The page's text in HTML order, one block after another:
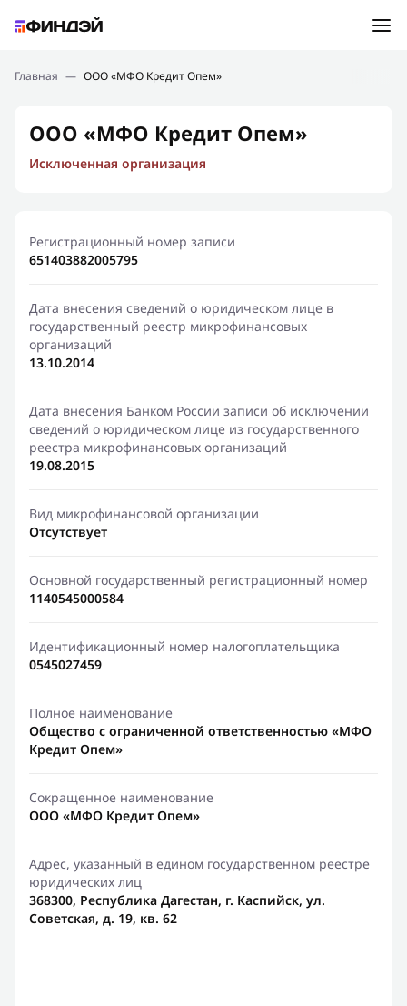
Подбор займа
Новости
Финансовое просвещение
Главная — ООО «МФО Кредит Опем»
ООО «МФО Кредит Опем»
Исключенная организация
Регистрационный номер записи
651403882005795
Дата внесения сведений о юридическом лице в
государственный реестр микрофинансовых
организаций
13.10.2014
Дата внесения Банком России записи об исключении
сведений о юридическом лице из государственного
реестра микрофинансовых организаций
19.08.2015
Вид микрофинансовой организации
Отсутствует
Основной государственный регистрационный номер
1140545000584
Идентификационный номер налогоплательщика
0545027459
Полное наименование
Общество с ограниченной ответственностью «МФО
Кредит Опем»
Сокращенное наименование
ООО «МФО Кредит Опем»
Адрес, указанный в едином государственном реестре
юридических лиц
368300, Республика Дагестан, г. Каспийск, ул.
Советская, д. 19, кв. 62
Ошибка:Контактная форма не найдена.
Спасибо, что написали нам
Мы свяжемся с Вами в ближайшее время и сообщим
результат
Отправить новый запрос